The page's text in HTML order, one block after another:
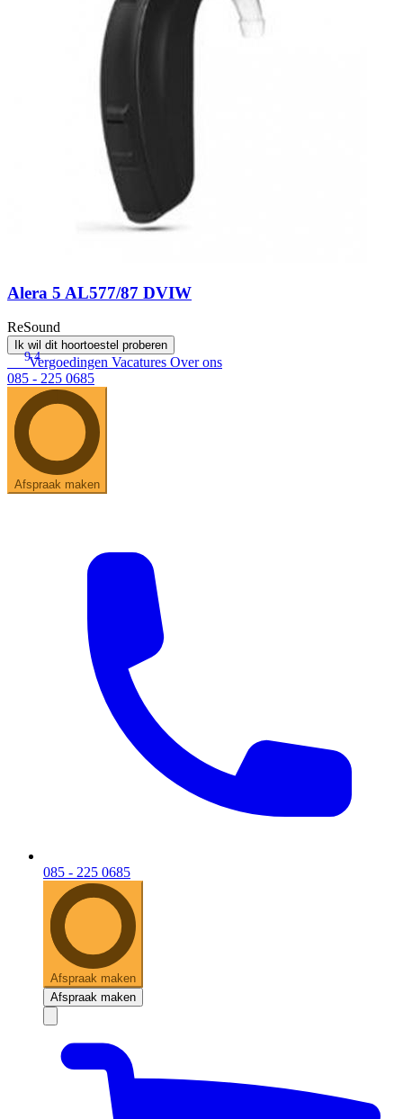
Alera 5 AL577/87 DVIW
ReSound
Ik wil dit hoortoestel proberen
9.4
Vergoedingen Vacatures Over ons
085 - 225 0685
Afspraak maken
085 - 225 0685
Afspraak maken
Afspraak maken